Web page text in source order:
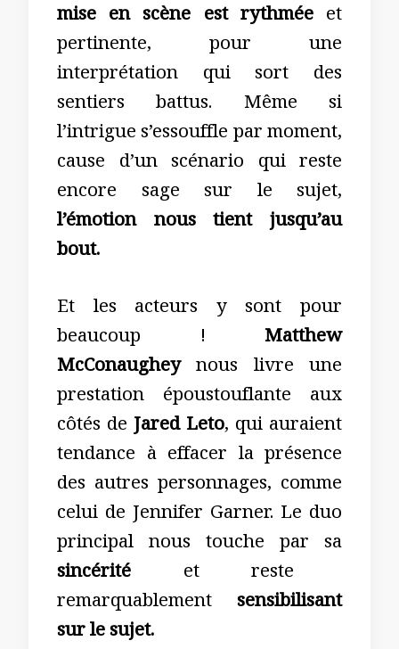
mise en scène est rythméeet
pertinente, pour une
interprétation qui sort des
sentiers battus. Même si
l’intrigue s’essouffle par moment,
cause d’un scénario qui reste
encore sage sur le sujet,
l’émotion nous tient jusqu’au
bout.
Et les acteurs y sont pour
beaucoup ! Matthew
McConaugheynous livre une
prestation époustouflante aux
côtés de Jared Leto, qui auraient
tendance à effacer la présence
des autres personnages, comme
celui de Jennifer Garner. Le duo
principal nous touche par sa
sincérité et reste
remarquablement sensibilisant
sur le sujet.